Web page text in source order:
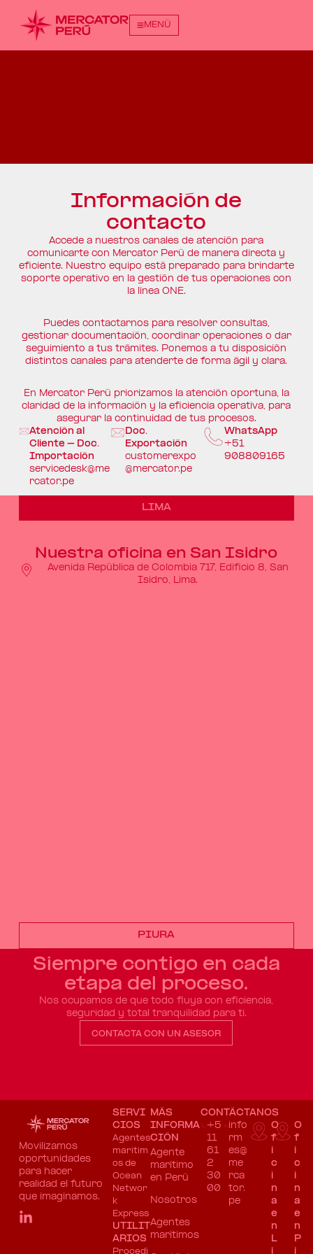
MENÚ
Información de
contacto
Accede a nuestros canales de atención para
comunicarte con Mercator Perú de manera directa y
eficiente. Nuestro equipo está preparado para brindarte
soporte operativo en la gestión de tus operaciones con
la línea ONE.
Puedes contactarnos para resolver consultas,
gestionar documentación, coordinar operaciones o dar
seguimiento a tus trámites. Ponemos a tu disposición
distintos canales para atenderte de forma ágil y clara.
En Mercator Perú priorizamos la atención oportuna, la
claridad de la información y la eficiencia operativa, para
asegurar la continuidad de tus procesos.
Atención al
Cliente – Doc.
Importación
servicedesk@me
rcator.pe
Doc.
Exportación
customerexpo
@mercator.pe
WhatsApp
+51
908809165
LIMA
PIURA
Nuestra oficina en San Isidro
Avenida República de Colombia 717, Edificio 8, San
Isidro, Lima.
Siempre contigo en cada
etapa del proceso.​
Nos ocupamos de que todo fluya con eficiencia,
seguridad y total tranquilidad para ti.
CONTACTA CON UN ASESOR
Movilizamos
oportunidades
para hacer
realidad el futuro
que imaginamos.
SERVI
CIOS
Agentes
marítim
os de
Ocean
Networ
k
Express
UTILIT
ARIOS
Procedi
MÁS
INFORMA
CIÓN
Agente
marítimo
en Perú
Nosotros
Agentes
marítimos
CONTÁCTANOS
+5
11
61
2
30
00
info
rm
es@
me
rca
tor.
pe​
O
f
i
c
i
n
a
e
n
L
O
f
i
c
i
n
a
e
n
P